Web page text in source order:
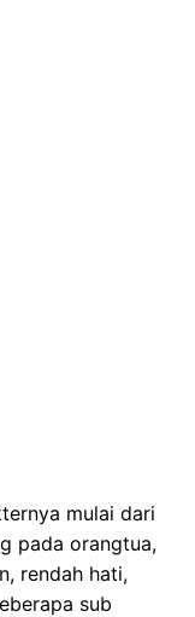
mulai dari
pada orangtua,
rendah hati,
sub